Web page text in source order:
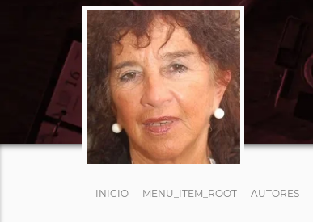
INICIO MENU_ITEM_ROOT AUTORES